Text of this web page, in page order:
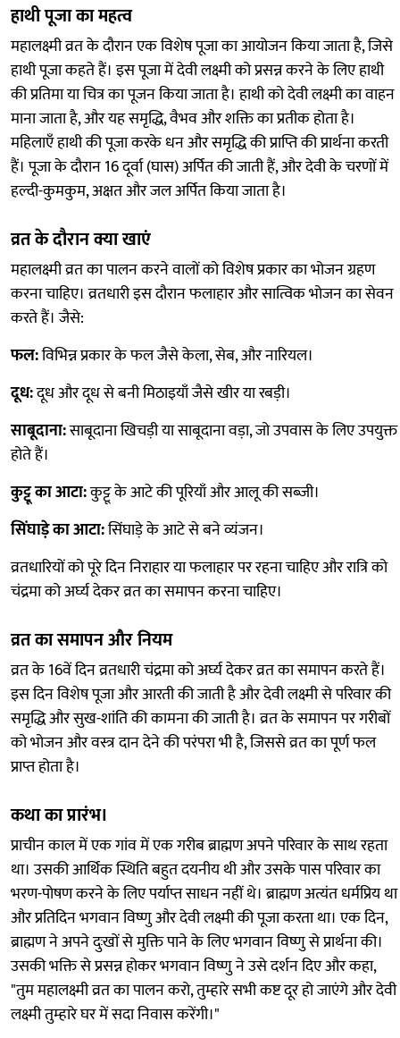
हाथी पूजा का महत्व
महालक्ष्मी व्रत के दौरान एक विशेष पूजा का आयोजन किया जाता है, जिसे
हाथी पूजा कहते हैं। इस पूजा में देवी लक्ष्मी को प्रसन्न करने के लिए हाथी
की प्रतिमा या चित्र का पूजन किया जाता है। हाथी को देवी लक्ष्मी का वाहन
माना जाता है, और यह समृद्धि, वैभव और शक्ति का प्रतीक होता है।
महिलाएँ हाथी की पूजा करके धन और समृद्धि की प्राप्ति की प्रार्थना करती
हैं। पूजा के दौरान 16 दूर्वा (घास) अर्पित की जाती हैं, और देवी के चरणों में
हल्दी-कुमकुम, अक्षत और जल अर्पित किया जाता है।
व्रत के दौरान क्या खाएं
महालक्ष्मी व्रत का पालन करने वालों को विशेष प्रकार का भोजन ग्रहण
करना चाहिए। व्रतधारी इस दौरान फलाहार और सात्विक भोजन का सेवन
करते हैं। जैसे:
फल:विभिन्न प्रकार के फल जैसे केला, सेब, और नारियल।
दूध:दूध और दूध से बनी मिठाइयाँ जैसे खीर या रबड़ी।
साबूदाना:साबूदाना खिचड़ी या साबूदाना वड़ा, जो उपवास के लिए उपयुक्त
होते हैं।
कुट्टू का आटा:कुट्टू के आटे की पूरियाँ और आलू की सब्जी।
सिंघाड़े का आटा:सिंघाड़े के आटे से बने व्यंजन।
व्रतधारियों को पूरे दिन निराहार या फलाहार पर रहना चाहिए और रात्रि को
चंद्रमा को अर्घ्य देकर व्रत का समापन करना चाहिए।
व्रत का समापन और नियम
व्रत के 16वें दिन व्रतधारी चंद्रमा को अर्घ्य देकर व्रत का समापन करते हैं।
इस दिन विशेष पूजा और आरती की जाती है और देवी लक्ष्मी से परिवार की
समृद्धि और सुख-शांति की कामना की जाती है। व्रत के समापन पर गरीबों
को भोजन और वस्त्र दान देने की परंपरा भी है, जिससे व्रत का पूर्ण फल
प्राप्त होता है।
कथा का प्रारंभ।
प्राचीन काल में एक गांव में एक गरीब ब्राह्मण अपने परिवार के साथ रहता
था। उसकी आर्थिक स्थिति बहुत दयनीय थी और उसके पास परिवार का
भरण-पोषण करने के लिए पर्याप्त साधन नहीं थे। ब्राह्मण अत्यंत धर्मप्रिय था
और प्रतिदिन भगवान विष्णु और देवी लक्ष्मी की पूजा करता था। एक दिन,
ब्राह्मण ने अपने दुःखों से मुक्ति पाने के लिए भगवान विष्णु से प्रार्थना की।
उसकी भक्ति से प्रसन्न होकर भगवान विष्णु ने उसे दर्शन दिए और कहा,
"तुम महालक्ष्मी व्रत का पालन करो, तुम्हारे सभी कष्ट दूर हो जाएंगे और देवी
लक्ष्मी तुम्हारे घर में सदा निवास करेंगी।"